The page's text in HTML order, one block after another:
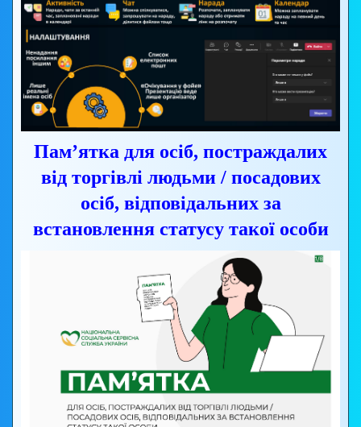
Пам’ятка для осіб, постраждалих
від торгівлі людьми / посадових
осіб, відповідальних за
встановлення статусу такої особи